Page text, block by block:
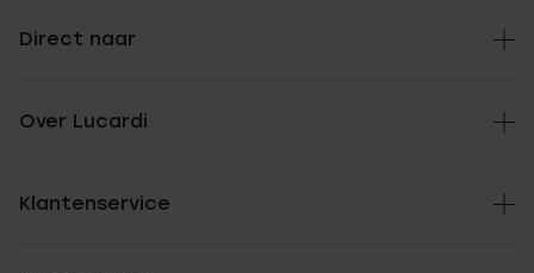
Direct naar
Over Lucardi
Klantenservice